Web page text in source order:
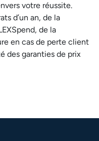
votre réussite.
d’un an, de la
de la
en cas de perte client
des garanties de prix